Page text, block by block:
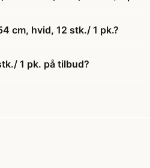
cm, hvid, 12 stk./ 1 pk.?
1 pk. på tilbud?